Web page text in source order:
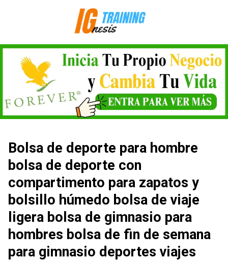
Bolsa de deporte para hombre
bolsa de deporte con
compartimento para zapatos y
bolsillo húmedo bolsa de viaje
ligera bolsa de gimnasio para
hombres bolsa de fin de semana
para gimnasio deportes viajes